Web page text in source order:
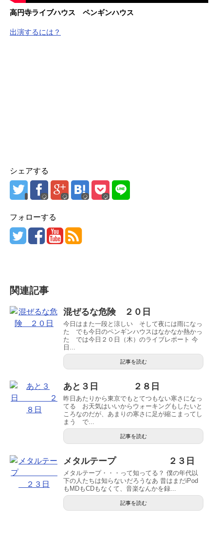
高円寺ライブハウス ペンギンハウス
出演するには？
シェアする
フォローする
関連記事
混ぜるな危険 ２０日
今日はまた一段と涼しい そして夜には雨になっ
た でも今日のペンギンハウスはなかなか熱かっ
た では今日２０日（木）のライブレポート 今
日...
記事を読む
あと３日 ２８日
昨日あたりから東京でもとてつもない寒さになっ
てる お天気はいいからウォーキングもしたいと
ころなのだが、あまりの寒さに足が縮こまってし
まう で...
記事を読む
メタルテープ ２３日
メタルテープ・・・って知ってる？ 僕の年代以
下の人たちは知らないだろうなあ 昔はまだiPod
もMDもCDもなくて、音楽なんかを録...
記事を読む